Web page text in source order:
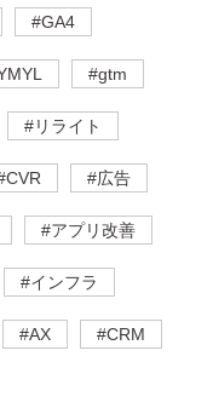
#GA4
#gtm
#リライト
#広告
#アプリ改善
#インフラ
#AX #CRM